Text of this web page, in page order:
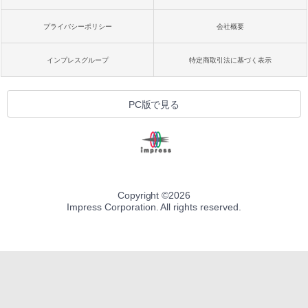
プライバシーポリシー 会社概要
インプレスグループ 特定商取引法に基づく表示
PC版で見る
Copyright ©2026
Impress Corporation. All rights reserved.